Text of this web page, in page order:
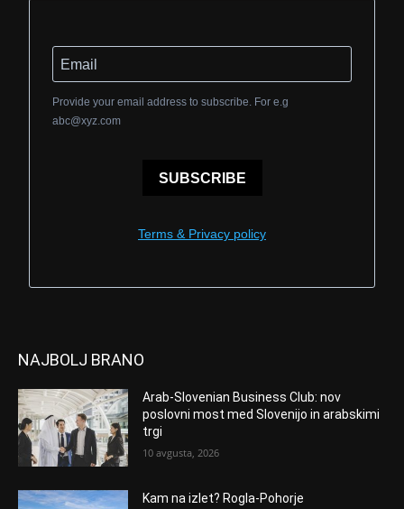
Provide your email address to subscribe. For e.g
abc@xyz.com
SUBSCRIBE
Terms & Privacy policy
NAJBOLJ BRANO
Arab-Slovenian Business Club: nov
poslovni most med Slovenijo in arabskimi
trgi
10 avgusta, 2026
Kam na izlet? Rogla-Pohorje